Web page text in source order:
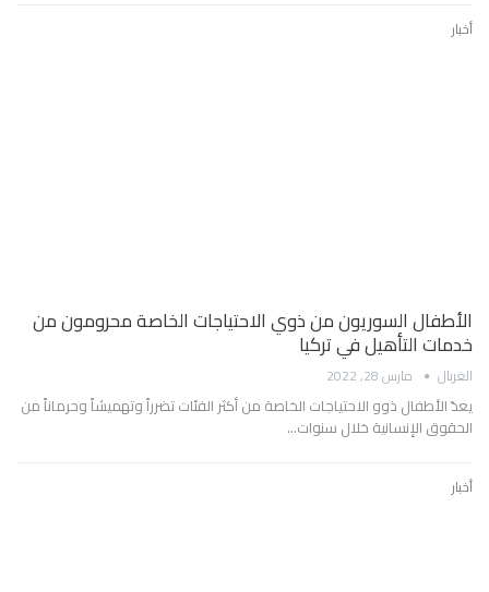
أخبار
الأطفال السوريون من ذوي الاحتياجات الخاصة محرومون من
خدمات التأهيل في تركيا
الغربال مارس 28, 2022
يعدّ الأطفال ذوو الاحتياجات الخاصة من أكثر الفئات تضرراً وتهميشاً وحرماناً من
الحقوق الإنسانية خلال سنوات…
أخبار